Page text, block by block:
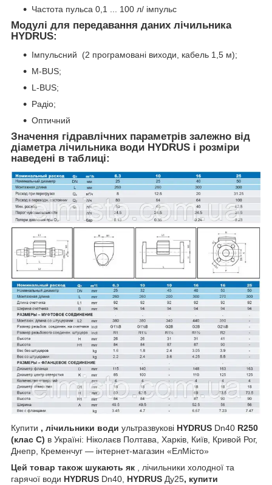
Частота пульса 0,1 ... 100 л/ імпульс
Модулі для передавання даних лічильника
HYDRUS:
Імпульсний (2 програмовані виходи, кабель 1,5 м);
M-BUS;
L-BUS;
Радіо;
Оптичний
Значення гідравлічних параметрів залежно від
діаметра лічильника води HYDRUS і розміри
наведені в таблиці:
Купити , лічильники води ультразвукові HYDRUS Dn40 R250
(клас С) в Україні: Ніколаєв Полтава, Харків, Київ, Кривой Рог,
Днепр, Кременчуг — інтернет-магазин «ЕлМісто»
Цей товар також шукають як , лічильники холодної та
гарячої води HYDRUS Dn40, HYDRUS Ду25, купити